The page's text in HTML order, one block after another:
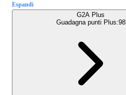
Espandi
G2A Plus
Guadagna punti Plus:98